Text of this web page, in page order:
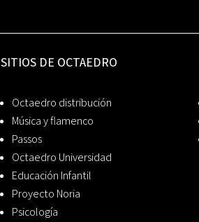
SITIOS DE OCTAEDRO
Octaedro distribución
Música y flamenco
Passos
Octaedro Universidad
Educación Infantil
Proyecto Noria
Psicología